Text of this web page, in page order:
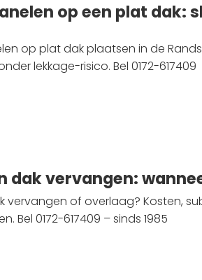
op een plat dak:
op plat dak plaatsen in de
lekkage-risico. Bel 0172-617409
dak vervangen:
vervangen of overlaag? Kosten,
Bel 0172-617409 – sinds 1985